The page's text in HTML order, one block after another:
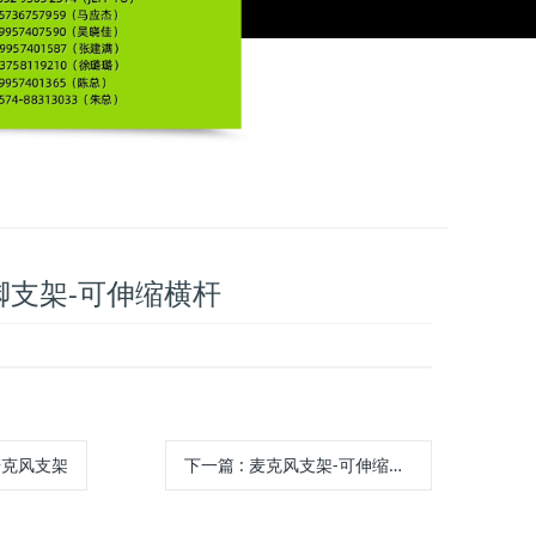
支架-可伸缩横杆
风支架 下一篇 : 麦克风支架-可伸缩横杆